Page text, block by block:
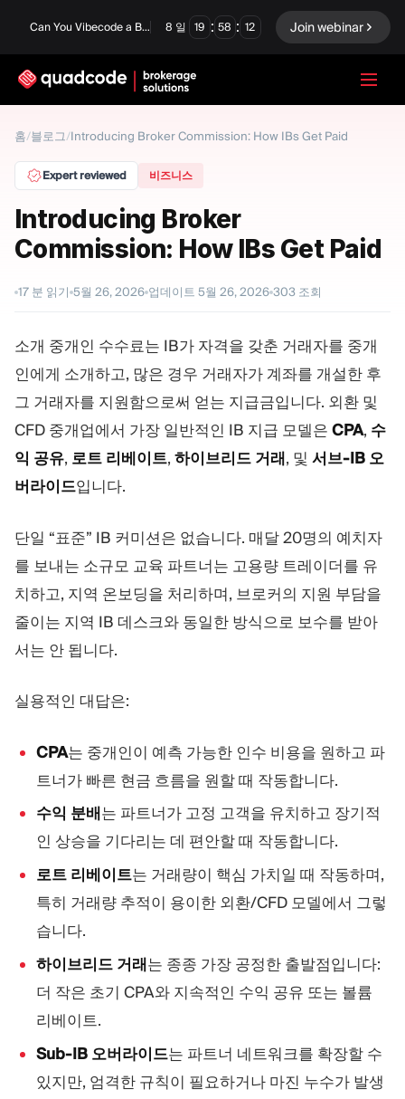
Can You Vibecode a Brokerage Platform? 8 일 19 : 58 : 11 Join webinar
홈/블로그/Introducing Broker Commission: How IBs Get Paid
Expert reviewed 비즈니스
Introducing Broker
Commission: How IBs Get Paid
17 분 읽기 5월 26, 2026 업데이트 5월 26, 2026 303 조회
소개 중개인 수수료는 IB가 자격을 갖춘 거래자를 중개
인에게 소개하고, 많은 경우 거래자가 계좌를 개설한 후
그 거래자를 지원함으로써 얻는 지급금입니다. 외환 및
CFD 중개업에서 가장 일반적인 IB 지급 모델은 CPA, 수
익 공유, 로트 리베이트, 하이브리드 거래, 및 서브-IB 오
버라이드입니다.
단일 “표준” IB 커미션은 없습니다. 매달 20명의 예치자
를 보내는 소규모 교육 파트너는 고용량 트레이더를 유
치하고, 지역 온보딩을 처리하며, 브로커의 지원 부담을
줄이는 지역 IB 데스크와 동일한 방식으로 보수를 받아
서는 안 됩니다.
실용적인 대답은:
CPA는 중개인이 예측 가능한 인수 비용을 원하고 파
트너가 빠른 현금 흐름을 원할 때 작동합니다.
수익 분배는 파트너가 고정 고객을 유치하고 장기적
인 상승을 기다리는 데 편안할 때 작동합니다.
로트 리베이트는 거래량이 핵심 가치일 때 작동하며,
특히 거래량 추적이 용이한 외환/CFD 모델에서 그렇
습니다.
하이브리드 거래는 종종 가장 공정한 출발점입니다:
더 작은 초기 CPA와 지속적인 수익 공유 또는 볼륨
리베이트.
Sub-IB 오버라이드는 파트너 네트워크를 확장할 수
있지만, 엄격한 규칙이 필요하거나 마진 누수가 발생
한국어
턴키 솔루션
Forex / CFD
바이너리 옵션
거래소 및 청산
트레이딩 플랫폼 백오피스
리소스
블로그
동영상 튜토리얼
수익 계산기
비즈니스 계획
팀
통계
회사 뉴스
채용
팔로우하기